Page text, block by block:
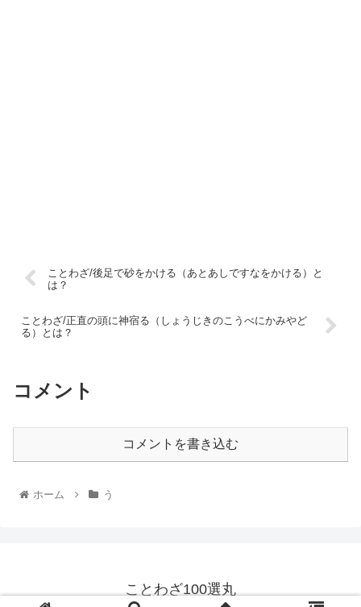
ことわざ/後足で砂をかける（あとあしですなをかける）と
は？
ことわざ/正直の頭に神宿る（しょうじきのこうべにかみやど
る）とは？
コメント
コメントを書き込む
ホーム う
ことわざ100選丸